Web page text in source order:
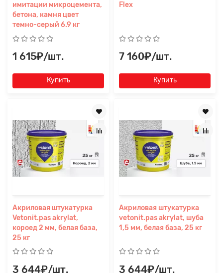
имитации микроцемента,
бетона, камня цвет
темно-серый 6.9 кг
1 615₽/шт.
Купить
Flex
7 160₽/шт.
Купить
Акриловая штукатурка
Vetonit.pas akrylat,
короед 2 мм, белая база,
25 кг
3 644₽/шт.
Акриловая штукатурка
vetonit.pas akrylat, шуба
1,5 мм, белая база, 25 кг
3 644₽/шт.